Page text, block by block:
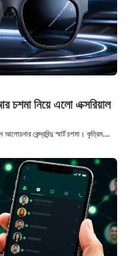
চশমা নিয়ে এলো এক্সরিয়াল
আলোচনার কেন্দ্রবিন্দু স্মার্ট চশমা। কৃত্রিম....